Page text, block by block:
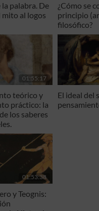
palabra. De
mito al logos
¿Cómo se
principio
filosófico?
01:55:17
teórico y
práctico: la
los saberes
El ideal del
01:53:38
y Teognis: